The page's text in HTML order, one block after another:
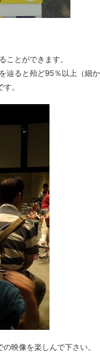
ことができます。
辿ると殆ど95％以上（細
。
映像を楽しんで下さい。